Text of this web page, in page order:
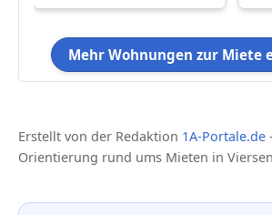
Mehr Wohnungen zur Miete
Erstellt von der Redaktion 1A-Portale.de
Orientierung rund ums Mieten in